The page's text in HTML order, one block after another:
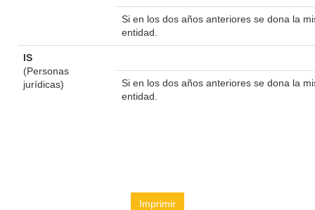
Si en los dos años anteriores se dona la
entidad.
IS
(Personas
jurídicas)
Si en los dos años anteriores se dona la
entidad.
Imprimir